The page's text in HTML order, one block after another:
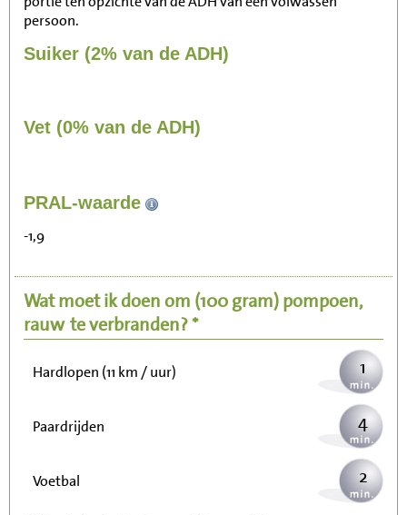
persoon.
Suiker (2% van de ADH)
Vet (0% van de ADH)
PRAL-waarde
-1,9
Wat moet ik doen om (100 gram)pompoen,
rauw te verbranden? *
Zitten, tv kijken
Wandelen (5 km/uur) 4
Hardlopen (11 km / uur) 1
Paardrijden 4
Voetbal 2